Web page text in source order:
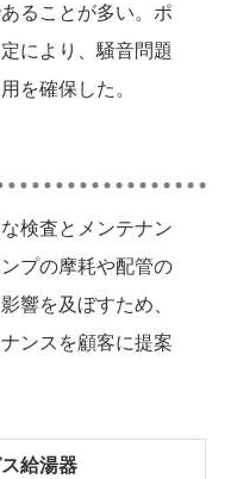
ることが多い。ポ
により、騒音問題
を確保した。
検査とメンテナン
プの摩耗や配管の
響を及ぼすため、
ンスを顧客に提案
給湯器